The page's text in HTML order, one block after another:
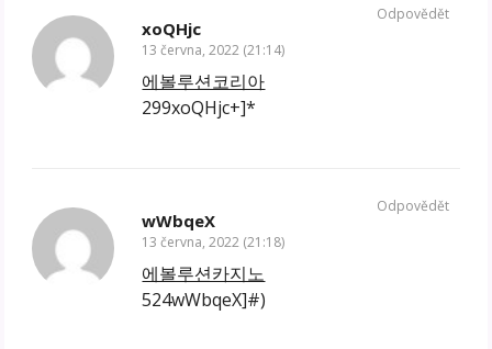
xoQHjc
13 června, 2022 (21:14)
에볼루션코리아
299xoQHjc+]*
Odpovědět
wWbqeX
13 června, 2022 (21:18)
에볼루션카지노
524wWbqeX]#)
Odpovědět